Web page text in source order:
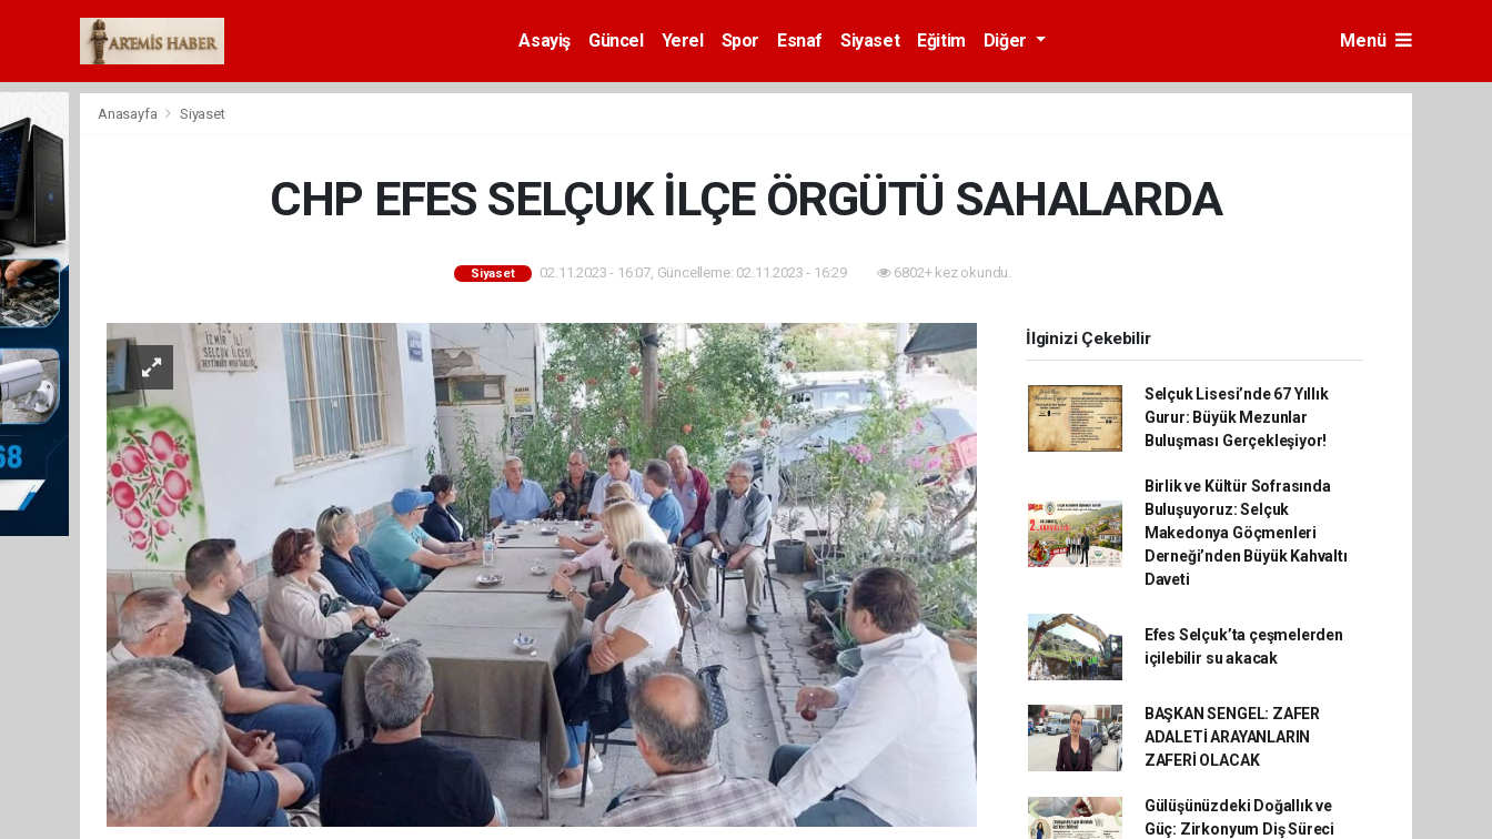
Asayiş Güncel Yerel Spor Esnaf Siyaset Eğitim Diğer Menü
Anasayfa Siyaset
CHP EFES SELÇUK İLÇE ÖRGÜTÜ SAHALARDA
Siyaset 02.11.2023 - 16:07, Güncelleme: 02.11.2023 - 16:29 6802+ kez okundu.
İlginizi Çekebilir
Selçuk Lisesi’nde 67 Yıllık
Gurur: Büyük Mezunlar
Buluşması Gerçekleşiyor!
Birlik ve Kültür Sofrasında
Buluşuyoruz: Selçuk
Makedonya Göçmenleri
Derneği’nden Büyük Kahvaltı
Daveti
Efes Selçuk’ta çeşmelerden
içilebilir su akacak
BAŞKAN SENGEL: ZAFER
ADALETİ ARAYANLARIN
ZAFERİ OLACAK
Gülüşünüzdeki Doğallık ve
Güç: Zirkonyum Diş Süreci